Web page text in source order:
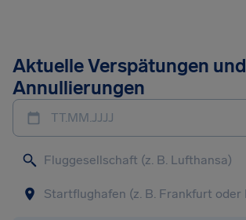
Aktuelle Verspätungen und
Annullierungen
TT.MM.JJJJ